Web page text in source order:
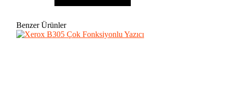
Benzer Ürünler